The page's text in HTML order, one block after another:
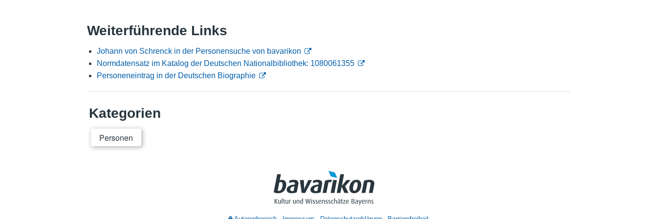
Weiterführende Links
Johann von Schrenck in der Personensuche von bavarikon
Normdatensatz im Katalog der Deutschen Nationalbibliothek: 1080061355
Personeneintrag in der Deutschen Biographie
Kategorien
Personen